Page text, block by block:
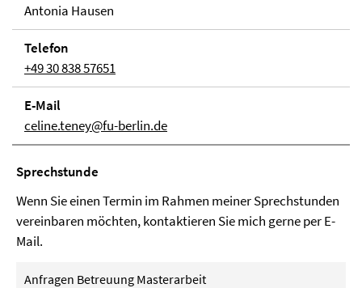
Antonia Hausen
Telefon
+49 30 838 57651
E-Mail
celine.teney@fu-berlin.de
Sprechstunde
Wenn Sie einen Termin im Rahmen meiner Sprechstunden
vereinbaren möchten, kontaktieren Sie mich gerne per E-
Mail.
Anfragen Betreuung Masterarbeit